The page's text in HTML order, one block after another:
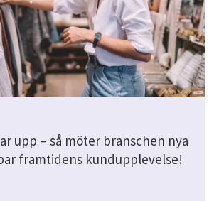
upp – så möter branschen nya
framtidens kundupplevelse!